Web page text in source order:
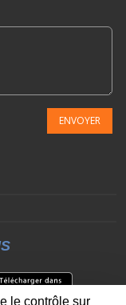
ENVOYER
le contrôle sur